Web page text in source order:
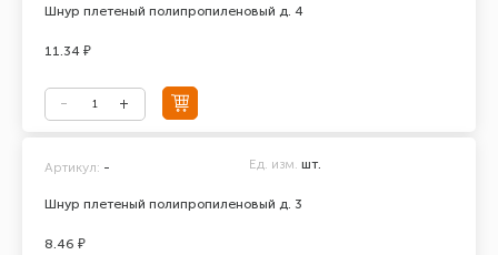
Шнур плетеный полипропиленовый д. 4
11.34 ₽
Шнур плетеный полипропиленовый д. 3
Артикул: - Ед. изм. шт.
8.46 ₽